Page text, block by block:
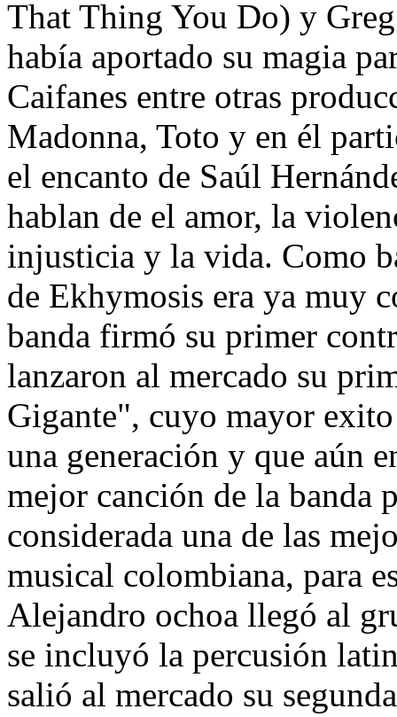
That Thing You Do) y
había aportado su magia
Caifanes entre otras
Madonna, Toto y en él
el encanto de Saúl
hablan de el amor, la
injusticia y la vida. Como
de Ekhymosis era ya muy
banda firmó su primer
lanzaron al mercado su
Gigante", cuyo mayor
una generación y que aún
mejor canción de la banda
considerada una de las
musical colombiana, para
Alejandro ochoa llegó al
se incluyó la percusión
salió al mercado su